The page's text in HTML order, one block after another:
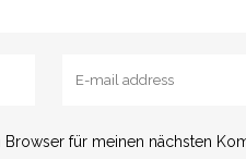
für meinen nächsten